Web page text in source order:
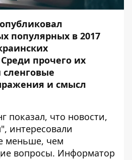
популярных в 2017
прочего их
сленговые
и смысл
показал, что новости,
интересовали
меньше, чем
вопросы. Информатор